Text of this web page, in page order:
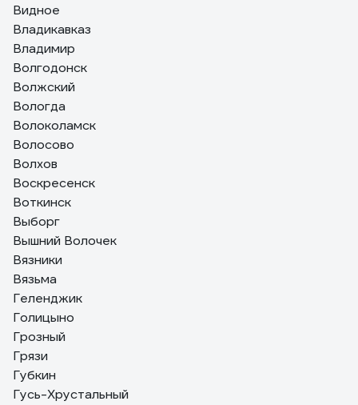
Видное
Владикавказ
Владимир
Волгодонск
Волжский
Вологда
Волоколамск
Волосово
Волхов
Воскресенск
Воткинск
Выборг
Вышний Волочек
Вязники
Вязьма
Геленджик
Голицыно
Грозный
Грязи
Губкин
Гусь-Хрустальный